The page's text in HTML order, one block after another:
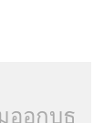
ออกบูธ